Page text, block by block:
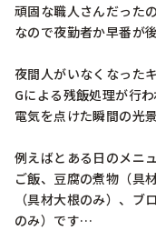
頑固な職人さんだった
なので夜勤者か早番が
夜間人がいなくなった
Gによる残飯処理が行
電気を点けた瞬間の光
例えばとある日のメニ
ご飯、豆腐の煮物（具
（具材大根のみ）、ブ
のみ）です…